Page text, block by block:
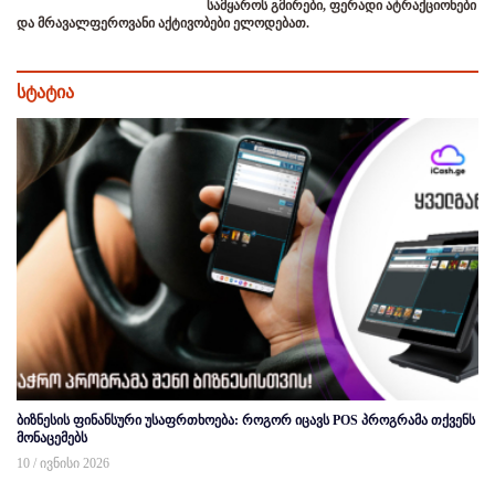
სამყაროს გმირები, ფერადი ატრაქციონები
და მრავალფეროვანი აქტივობები ელოდებათ.
სტატია
ბიზნესის ფინანსური უსაფრთხოება: როგორ იცავს POS პროგრამა თქვენს
მონაცემებს
10 / ივნისი 2026